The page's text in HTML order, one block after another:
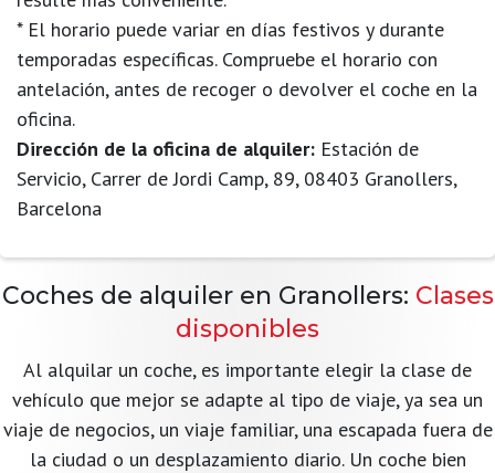
* El horario puede variar en días festivos y durante
temporadas específicas. Compruebe el horario con
antelación, antes de recoger o devolver el coche en la
oficina.
Dirección de la oficina de alquiler: Estación de
Servicio, Carrer de Jordi Camp, 89, 08403 Granollers,
Barcelona
Coches de alquiler en Granollers: Clases
disponibles
Al alquilar un coche, es importante elegir la clase de
vehículo que mejor se adapte al tipo de viaje, ya sea un
viaje de negocios, un viaje familiar, una escapada fuera de
la ciudad o un desplazamiento diario. Un coche bien